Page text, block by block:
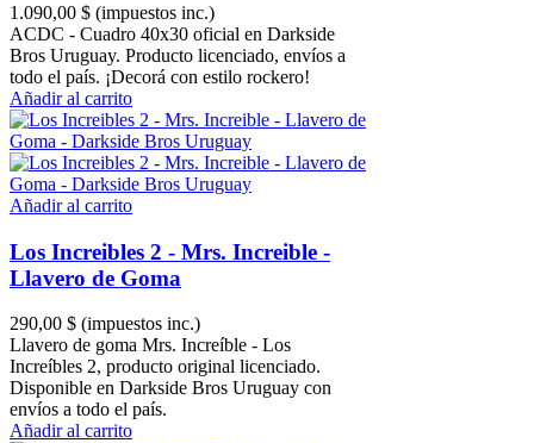
1.090,00 $ (impuestos inc.)
ACDC - Cuadro 40x30 oficial en Darkside
Bros Uruguay. Producto licenciado, envíos a
todo el país. ¡Decorá con estilo rockero!
Añadir al carrito
Añadir al carrito
Los Increibles 2 - Mrs. Increible -
Llavero de Goma
290,00 $ (impuestos inc.)
Llavero de goma Mrs. Increíble - Los
Increíbles 2, producto original licenciado.
Disponible en Darkside Bros Uruguay con
envíos a todo el país.
Añadir al carrito